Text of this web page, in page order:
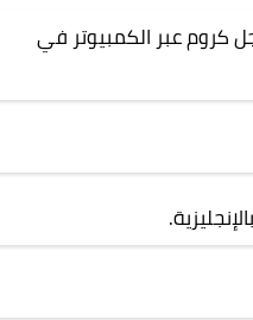
عبر الكمبيوتر في